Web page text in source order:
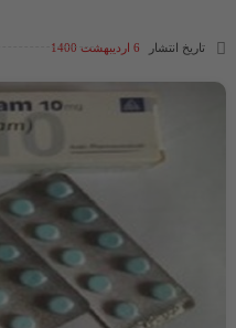
تاریخ انتشار 6 اردیبهشت 1400